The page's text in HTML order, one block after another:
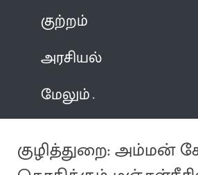
குற்றம்
அரசியல்
மேலும்
குழித்துறை: அம்மன்